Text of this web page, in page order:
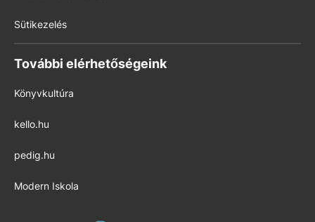
Sütikezelés
További elérhetőségeink
Könyvkultúra
kello.hu
pedig.hu
Modern Iskola